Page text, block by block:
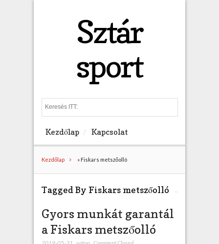
Sztár
sport
e
h
Kezdőlap Kapcsolat
Kezdőlap » Fiskars metszőolló
Tagged By Fiskars metszőolló
Gyors munkát garantál
a Fiskars metszőolló